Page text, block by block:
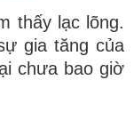
thấy lạc lõng.
gia tăng của
chưa bao giờ